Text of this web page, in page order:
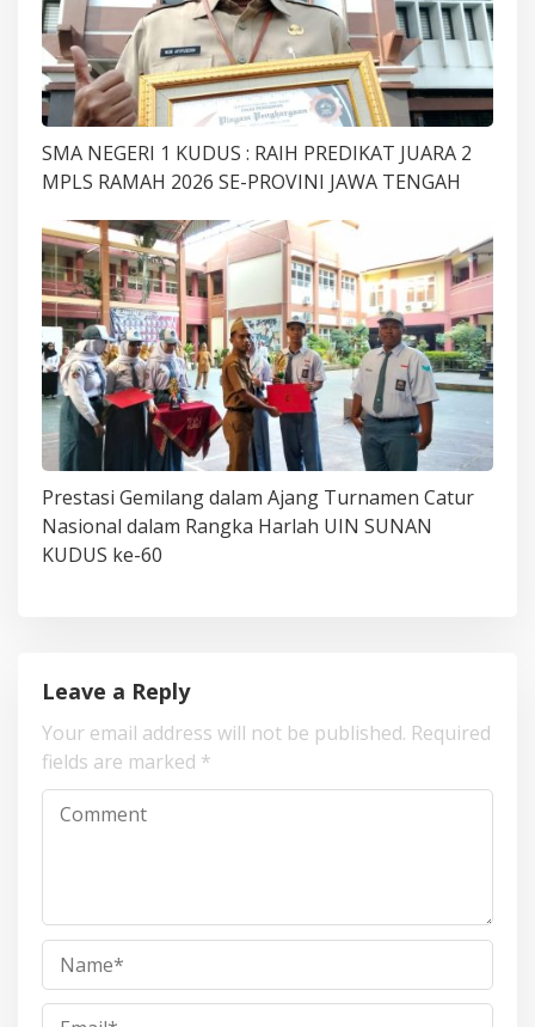
SMA NEGERI 1 KUDUS : RAIH PREDIKAT JUARA 2
MPLS RAMAH 2026 SE-PROVINI JAWA TENGAH
Prestasi Gemilang dalam Ajang Turnamen Catur
Nasional dalam Rangka Harlah UIN SUNAN
KUDUS ke-60
Leave a Reply
Your email address will not be published. Required
fields are marked *